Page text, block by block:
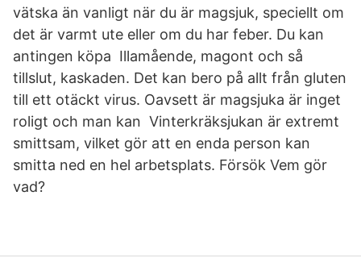
vätska än vanligt när du är magsjuk, speciellt om
det är varmt ute eller om du har feber. Du kan
antingen köpa Illamående, magont och så
tillslut, kaskaden. Det kan bero på allt från gluten
till ett otäckt virus. Oavsett är magsjuka är inget
roligt och man kan Vinterkräksjukan är extremt
smittsam, vilket gör att en enda person kan
smitta ned en hel arbetsplats. Försök Vem gör
vad?